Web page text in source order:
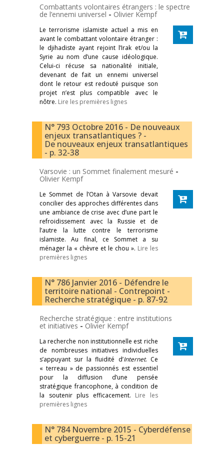
Combattants volontaires étrangers : le spectre
de l’ennemi universel - Olivier Kempf
Le terrorisme islamiste actuel a mis en
avant le combattant volontaire étranger :
le djihadiste ayant rejoint l’Irak et/ou la
Syrie au nom d’une cause idéologique.
Celui-ci récuse sa nationalité initiale,
devenant de fait un ennemi universel
dont le retour est redouté puisque son
projet n’est plus compatible avec le
nôtre. Lire les premières lignes
N° 793 Octobre 2016 - De nouveaux
enjeux transatlantiques ? -
De nouveaux enjeux transatlantiques
- p. 32-38
Varsovie : un Sommet finalement mesuré -
Olivier Kempf
Le Sommet de l’Otan à Varsovie devait
concilier des approches différentes dans
une ambiance de crise avec d’une part le
refroidissement avec la Russie et de
l’autre la lutte contre le terrorisme
islamiste. Au final, ce Sommet a su
ménager la « chèvre et le chou ». Lire les
premières lignes
N° 786 Janvier 2016 - Défendre le
territoire national - Contrepoint -
Recherche stratégique - p. 87-92
Recherche stratégique : entre institutions
et initiatives - Olivier Kempf
La recherche non institutionnelle est riche
de nombreuses initiatives individuelles
s’appuyant sur la fluidité d’Internet. Ce
« terreau » de passionnés est essentiel
pour la diffusion d’une pensée
stratégique francophone, à condition de
la soutenir plus efficacement. Lire les
premières lignes
N° 784 Novembre 2015 - Cyberdéfense
et cyberguerre - p. 15-21